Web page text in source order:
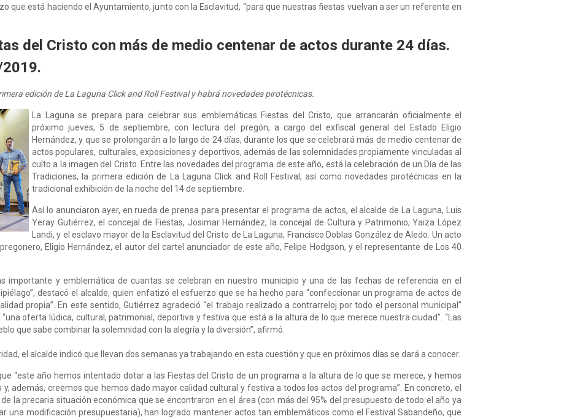
que está haciendo el Ayuntamiento, junto con la Esclavitud, “para que nuestras fiestas vuelvan a ser un referente en
del Cristo con más de medio centenar de actos durante 24 días.
edición de La Laguna Click and Roll Festival y habrá novedades pirotécnicas.
La Laguna se prepara para celebrar sus emblemáticas Fiestas del Cristo, que arrancarán oficialmente el
próximo jueves, 5 de septiembre, con lectura del pregón, a cargo del exfiscal general del Estado Eligio
Hernández, y que se prolongarán a lo largo de 24 días, durante los que se celebrará más de medio centenar de
actos populares, culturales, exposiciones y deportivos, además de las solemnidades propiamente vinculadas al
culto a la imagen del Cristo. Entre las novedades del programa de este año, está la celebración de un Día de las
Tradiciones, la primera edición de La Laguna Click and Roll Festival, así como novedades pirotécnicas en la
tradicional exhibición de la noche del 14 de septiembre.
Así lo anunciaron ayer, en rueda de prensa para presentar el programa de actos, el alcalde de La Laguna, Luis
Yeray Gutiérrez, el concejal de Fiestas, Josimar Hernández, la concejal de Cultura y Patrimonio, Yaiza López
Landi, y el esclavo mayor de la Esclavitud del Cristo de La Laguna, Francisco Doblas González de Aledo. Un acto
Eligio Hernández, el autor del cartel anunciador de este año, Felipe Hodgson, y el representante de Los 40
importante y emblemática de cuantas se celebran en nuestro municipio y una de las fechas de referencia en el
destacó el alcalde, quien enfatizó el esfuerzo que se ha hecho para “confeccionar un programa de actos de
propia”. En este sentido, Gutiérrez agradeció “el trabajo realizado a contrarreloj por todo el personal municipal”
oferta lúdica, cultural, patrimonial, deportiva y festiva que está a la altura de lo que merece nuestra ciudad”. “Las
que sabe combinar la solemnidad con la alegría y la diversión”, afirmó.
el alcalde indicó que llevan dos semanas ya trabajando en esta cuestión y que en próximos días se dará a conocer.
“este año hemos intentado dotar a las Fiestas del Cristo de un programa a la altura de lo que se merece, y hemos
además, creemos que hemos dado mayor calidad cultural y festiva a todos los actos del programa”. En concreto, el
la precaria situación económica que se encontraron en el área (con más del 95% del presupuesto de todo el año ya
una modificación presupuestaria), han logrado mantener actos tan emblemáticos como el Festival Sabandeño, que